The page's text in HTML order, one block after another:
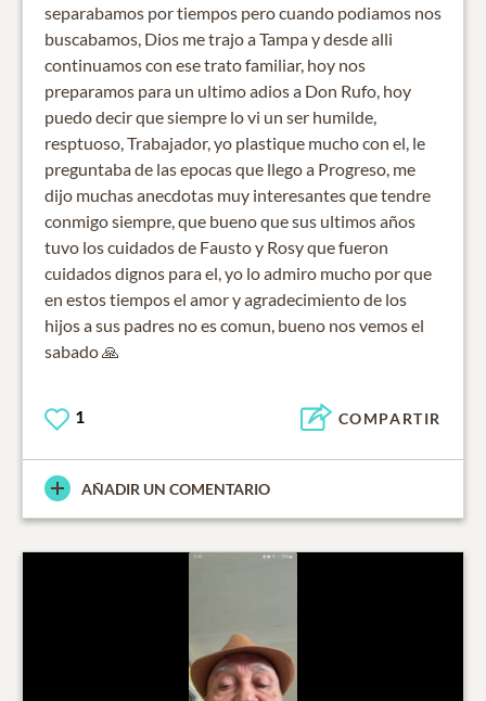
separabamos por tiempos pero cuando podiamos nos
buscabamos, Dios me trajo a Tampa y desde alli
continuamos con ese trato familiar, hoy nos
preparamos para un ultimo adios a Don Rufo, hoy
puedo decir que siempre lo vi un ser humilde,
resptuoso, Trabajador, yo plastique mucho con el, le
preguntaba de las epocas que llego a Progreso, me
dijo muchas anecdotas muy interesantes que tendre
conmigo siempre, que bueno que sus ultimos años
tuvo los cuidados de Fausto y Rosy que fueron
cuidados dignos para el, yo lo admiro mucho por que
en estos tiempos el amor y agradecimiento de los
hijos a sus padres no es comun, bueno nos vemos el
sabado 🙏
1 COMPARTIR
AÑADIR UN COMENTARIO